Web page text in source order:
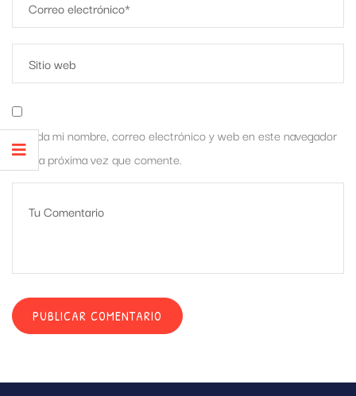
Guarda mi nombre, correo electrónico y web en este navegador
para la próxima vez que comente.